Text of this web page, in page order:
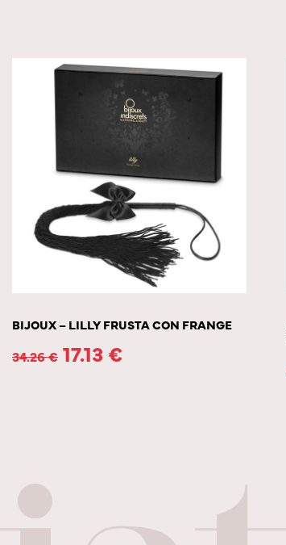
BIJOUX – LILLY FRUSTA CON FRANGE
34.26€ 17.13 €